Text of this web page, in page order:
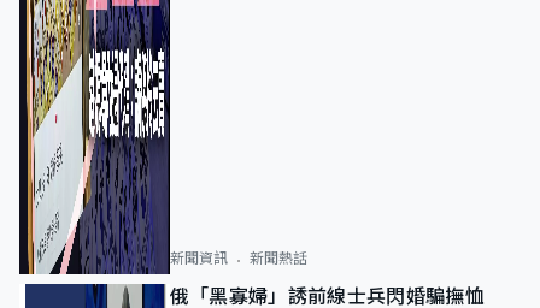
新聞資訊 新聞熱話
俄「黑寡婦」誘前線士兵閃婚騙撫恤